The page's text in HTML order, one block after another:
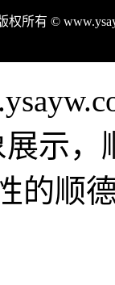
权所有 ©
示
的顺